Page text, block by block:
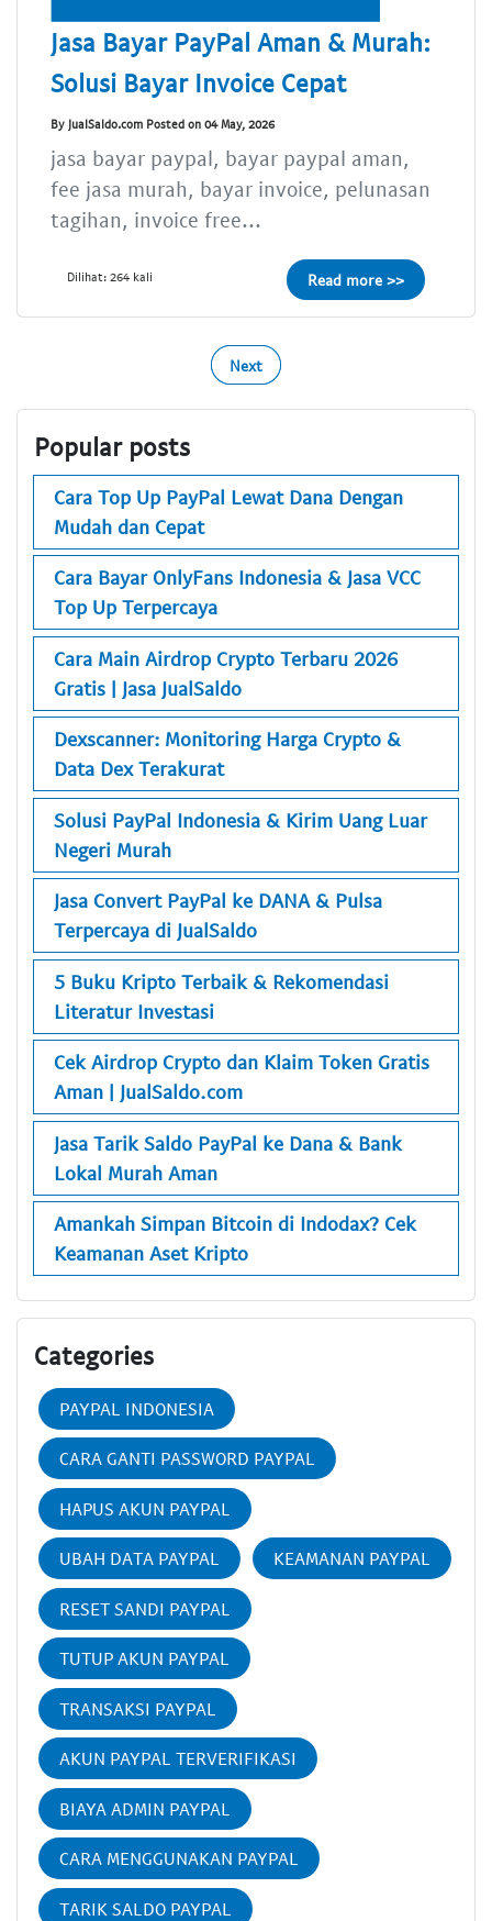
Jasa Bayar PayPal Aman & Murah:
Solusi Bayar Invoice Cepat
By JualSaldo.com Posted on 04 May, 2026
jasa bayar paypal, bayar paypal aman,
fee jasa murah, bayar invoice, pelunasan
tagihan, invoice free...
Dilihat: 264 kali Read more >>
Next
Popular posts
Cara Top Up PayPal Lewat Dana Dengan
Mudah dan Cepat
Cara Bayar OnlyFans Indonesia & Jasa VCC
Top Up Terpercaya
Cara Main Airdrop Crypto Terbaru 2026
Gratis | Jasa JualSaldo
Dexscanner: Monitoring Harga Crypto &
Data Dex Terakurat
Solusi PayPal Indonesia & Kirim Uang Luar
Negeri Murah
Jasa Convert PayPal ke DANA & Pulsa
Terpercaya di JualSaldo
5 Buku Kripto Terbaik & Rekomendasi
Literatur Investasi
Cek Airdrop Crypto dan Klaim Token Gratis
Aman | JualSaldo.com
Jasa Tarik Saldo PayPal ke Dana & Bank
Lokal Murah Aman
Amankah Simpan Bitcoin di Indodax? Cek
Keamanan Aset Kripto
Categories
PAYPAL INDONESIA
CARA GANTI PASSWORD PAYPAL
HAPUS AKUN PAYPAL
UBAH DATA PAYPAL KEAMANAN PAYPAL
RESET SANDI PAYPAL
TUTUP AKUN PAYPAL
TRANSAKSI PAYPAL
AKUN PAYPAL TERVERIFIKASI
BIAYA ADMIN PAYPAL
CARA MENGGUNAKAN PAYPAL
TARIK SALDO PAYPAL